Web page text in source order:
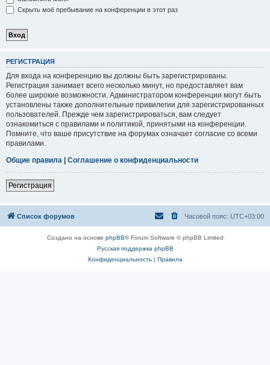
Скрыть моё пребывание на конференции в этот раз
РЕГИСТРАЦИЯ
Для входа на конференцию вы должны быть зарегистрированы.
Регистрация занимает всего несколько минут, но предоставляет вам
более широкие возможности. Администратором конференции могут быть
установлены также дополнительные привилегии для зарегистрированных
пользователей. Прежде чем зарегистрироваться, вам следует
ознакомиться с правилами и политикой, принятыми на конференции.
Помните, что ваше присутствие на форумах означает согласие со всеми
правилами.
Общие правила | Соглашение о конфиденциальности
Регистрация
Список форумов Часовой пояс: UTC+03:00
Создано на основе phpBB® Forum Software © phpBB Limited
Русская поддержка phpBB
Конфиденциальность| Правила